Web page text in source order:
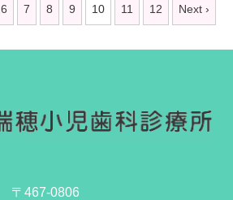
6 7 8 9 10 11 12 Next ›
〒467-0806